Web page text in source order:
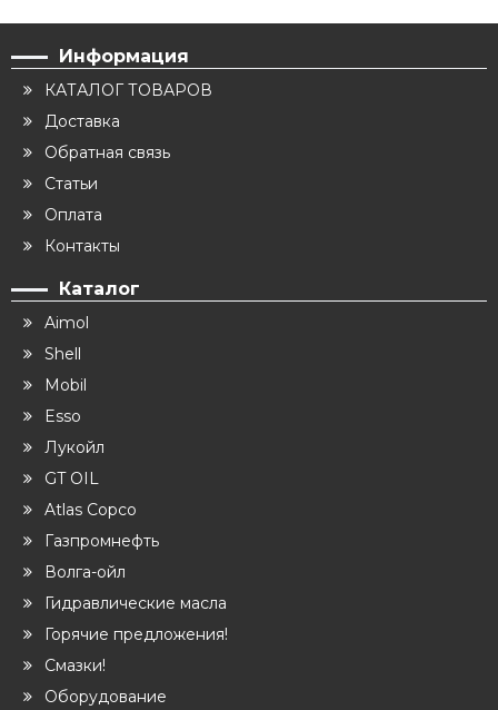
Информация
КАТАЛОГ ТОВАРОВ
Доставка
Обратная связь
Статьи
Оплата
Контакты
Каталог
Aimol
Shell
Mobil
Esso
Лукойл
GT OIL
Atlas Copco
Газпромнефть
Волга-ойл
Гидравлические масла
Горячие предложения!
Смазки!
Оборудование